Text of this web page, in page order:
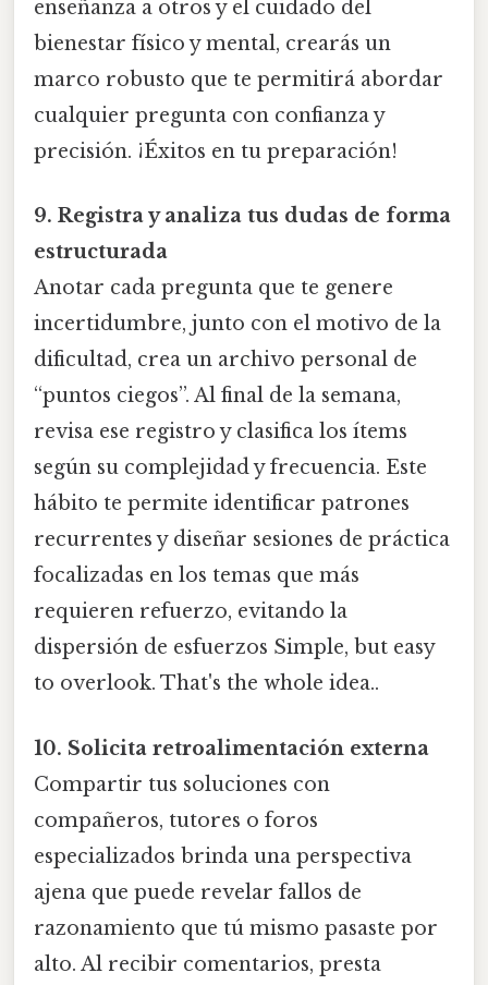
enseñanza a otros y el cuidado del
bienestar físico y mental, crearás un
marco robusto que te permitirá abordar
cualquier pregunta con confianza y
precisión. ¡Éxitos en tu preparación!
9. Registra y analiza tus dudas de forma
estructurada
Anotar cada pregunta que te genere
incertidumbre, junto con el motivo de la
dificultad, crea un archivo personal de
“puntos ciegos”. Al final de la semana,
revisa ese registro y clasifica los ítems
según su complejidad y frecuencia. Este
hábito te permite identificar patrones
recurrentes y diseñar sesiones de práctica
focalizadas en los temas que más
requieren refuerzo, evitando la
dispersión de esfuerzos Simple, but easy
to overlook. That's the whole idea..
10. Solicita retroalimentación externa
Compartir tus soluciones con
compañeros, tutores o foros
especializados brinda una perspectiva
ajena que puede revelar fallos de
razonamiento que tú mismo pasaste por
alto. Al recibir comentarios, presta